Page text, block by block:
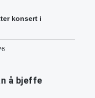
konsert i
å bjeffe